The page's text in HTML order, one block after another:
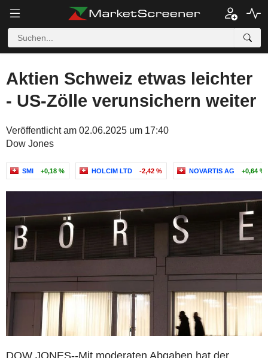
Aktien Schweiz etwas leichter
- US-Zölle verunsichern weiter
Veröffentlicht am 02.06.2025 um 17:40
Dow Jones
SMI +0,18 % HOLCIM LTD -2,42 % NOVARTIS AG +0,64 %
DOW JONES--Mit moderaten Abgaben hat der